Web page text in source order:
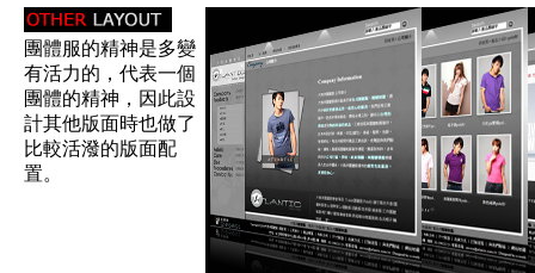
團體服的精神是多變
有活力的，代表一個
團體的精神，因此設
計其他版面時也做了
比較活潑的版面配
置。